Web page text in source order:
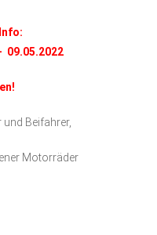
Info:
09.05.2022
Beifahrer,
Motorräder